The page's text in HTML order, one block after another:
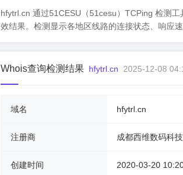
hfytrl.cn 通过51CESU（51cesu）TCPing 检测
效结果。检测显示各地区线路的连接状态、响应
Whois查询检测结果 hfytrl.cn 2025-12-08
域名 hfytrl.cn
注册商 成都西维数码科
创建时间 2020-03-20